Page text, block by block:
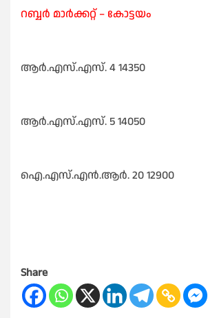
റബ്ബർ മാർക്കറ്റ്‌ – കോട്ടയം
ആർ.എസ്‌.എസ്‌. 4 14350
ആർ.എസ്‌.എസ്‌. 5 14050
ഐ.എസ്‌.എൻ.ആർ. 20 12900
Share